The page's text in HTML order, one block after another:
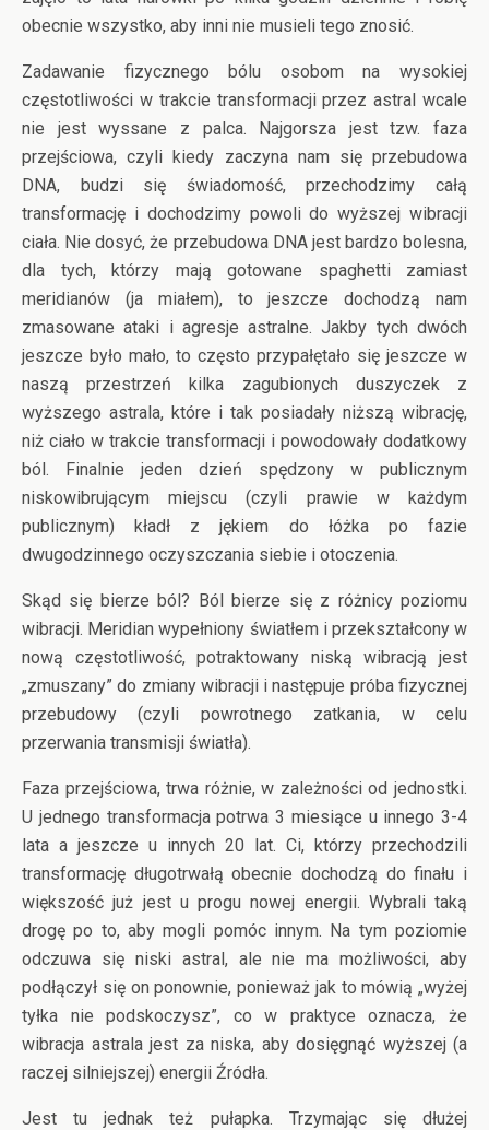
obecnie wszystko, aby inni nie musieli tego znosić.
Zadawanie fizycznego bólu osobom na wysokiej
częstotliwości w trakcie transformacji przez astral wcale
nie jest wyssane z palca. Najgorsza jest tzw. faza
przejściowa, czyli kiedy zaczyna nam się przebudowa
DNA, budzi się świadomość, przechodzimy całą
transformację i dochodzimy powoli do wyższej wibracji
ciała. Nie dosyć, że przebudowa DNA jest bardzo bolesna,
dla tych, którzy mają gotowane spaghetti zamiast
meridianów (ja miałem), to jeszcze dochodzą nam
zmasowane ataki i agresje astralne. Jakby tych dwóch
jeszcze było mało, to często przypałętało się jeszcze w
naszą przestrzeń kilka zagubionych duszyczek z
wyższego astrala, które i tak posiadały niższą wibrację,
niż ciało w trakcie transformacji i powodowały dodatkowy
ból. Finalnie jeden dzień spędzony w publicznym
niskowibrującym miejscu (czyli prawie w każdym
publicznym) kładł z jękiem do łóżka po fazie
dwugodzinnego oczyszczania siebie i otoczenia.
Skąd się bierze ból? Ból bierze się z różnicy poziomu
wibracji. Meridian wypełniony światłem i przekształcony w
nową częstotliwość, potraktowany niską wibracją jest
„zmuszany” do zmiany wibracji i następuje próba fizycznej
przebudowy (czyli powrotnego zatkania, w celu
przerwania transmisji światła).
Faza przejściowa, trwa różnie, w zależności od jednostki.
U jednego transformacja potrwa 3 miesiące u innego 3-4
lata a jeszcze u innych 20 lat. Ci, którzy przechodzili
transformację długotrwałą obecnie dochodzą do finału i
większość już jest u progu nowej energii. Wybrali taką
drogę po to, aby mogli pomóc innym. Na tym poziomie
odczuwa się niski astral, ale nie ma możliwości, aby
podłączył się on ponownie, ponieważ jak to mówią „wyżej
tyłka nie podskoczysz”, co w praktyce oznacza, że
wibracja astrala jest za niska, aby dosięgnąć wyższej (a
raczej silniejszej) energii Źródła.
Jest tu jednak też pułapka. Trzymając się dłużej